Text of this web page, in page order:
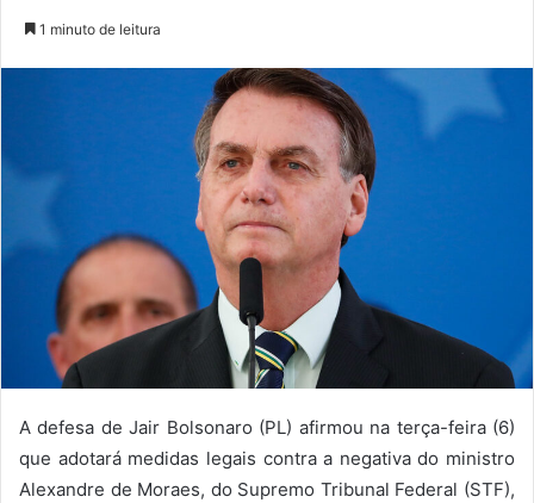
1 minuto de leitura
A defesa de Jair Bolsonaro (PL) afirmou na terça-feira (6)
que adotará medidas legais contra a negativa do ministro
Alexandre de Moraes, do Supremo Tribunal Federal (STF),